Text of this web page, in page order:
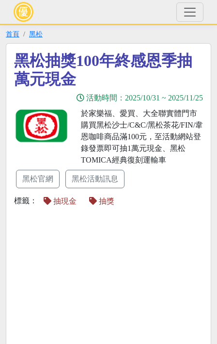
首頁 黑松
黑松抽獎100年終感恩季抽
萬元現金
活動時間： 2025/10/31 ~ 2025/11/25
於家樂福、愛買、大全聯實體門市
購買黑松沙士/C&C/黑松茶花/FIN/韋
恩咖啡商品滿100元，至活動網站登
錄發票即可抽1萬元現金、黑松
TOMICA經典復刻運輸車
黑松官網 黑松活動訊息
標籤： 抽現金 抽獎